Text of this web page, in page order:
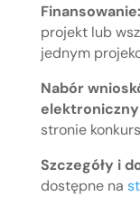
Finansowanie:
projekt lub
jednym
Nabór
elektroniczny
stronie
Szczegóły i
dostępne na